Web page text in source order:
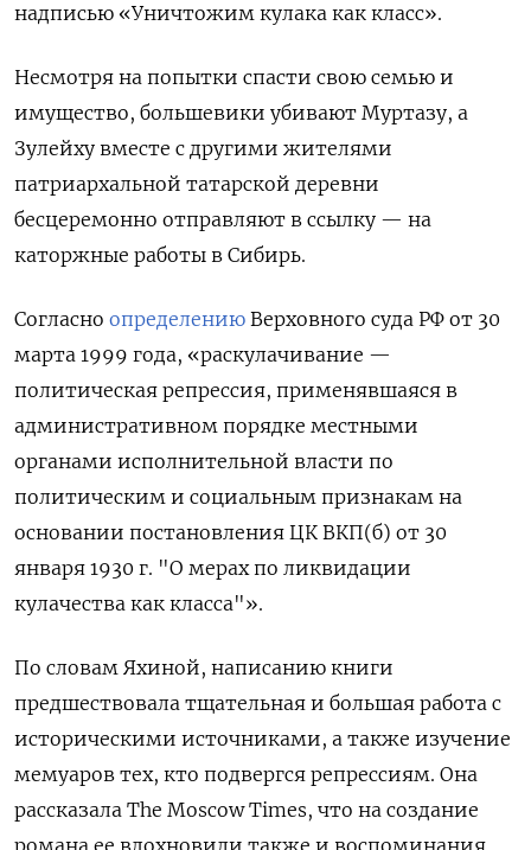
надписью «Уничтожим кулака как класс».
Несмотря на попытки спасти свою семью и
имущество, большевики убивают Муртазу, а
Зулейху вместе с другими жителями
патриархальной татарской деревни
бесцеремонно отправляют в ссылку — на
каторжные работы в Сибирь.
Согласно определению Верховного суда РФ от 30
марта 1999 года, «раскулачивание —
политическая репрессия, применявшаяся в
административном порядке местными
органами исполнительной власти по
политическим и социальным признакам на
основании постановления ЦК ВКП(б) от 30
января 1930 г. "О мерах по ликвидации
кулачества как класса"».
По словам Яхиной, написанию книги
предшествовала тщательная и большая работа с
историческими источниками, а также изучение
мемуаров тех, кто подвергся репрессиям. Она
рассказала The Moscow Times, что на создание